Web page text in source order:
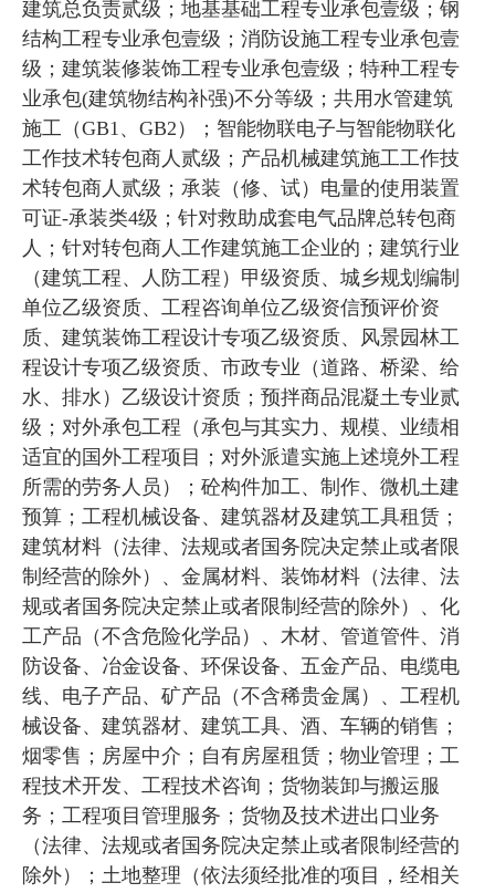
建筑总负责贰级；地基基础工程专业承包壹级；钢
结构工程专业承包壹级；消防设施工程专业承包壹
级；建筑装修装饰工程专业承包壹级；特种工程专
业承包(建筑物结构补强)不分等级；共用水管建筑
施工（GB1、GB2）；智能物联电子与智能物联化
工作技术转包商人贰级；产品机械建筑施工工作技
术转包商人贰级；承装（修、试）电量的使用装置
可证-承装类4级；针对救助成套电气品牌总转包商
人；针对转包商人工作建筑施工企业的；建筑行业
（建筑工程、人防工程）甲级资质、城乡规划编制
单位乙级资质、工程咨询单位乙级资信预评价资
质、建筑装饰工程设计专项乙级资质、风景园林工
程设计专项乙级资质、市政专业（道路、桥梁、给
水、排水）乙级设计资质；预拌商品混凝土专业贰
级；对外承包工程（承包与其实力、规模、业绩相
适宜的国外工程项目；对外派遣实施上述境外工程
所需的劳务人员）；砼构件加工、制作、微机土建
预算；工程机械设备、建筑器材及建筑工具租赁；
建筑材料（法律、法规或者国务院决定禁止或者限
制经营的除外）、金属材料、装饰材料（法律、法
规或者国务院决定禁止或者限制经营的除外）、化
工产品（不含危险化学品）、木材、管道管件、消
防设备、冶金设备、环保设备、五金产品、电缆电
线、电子产品、矿产品（不含稀贵金属）、工程机
械设备、建筑器材、建筑工具、酒、车辆的销售；
烟零售；房屋中介；自有房屋租赁；物业管理；工
程技术开发、工程技术咨询；货物装卸与搬运服
务；工程项目管理服务；货物及技术进出口业务
（法律、法规或者国务院决定禁止或者限制经营的
除外）；土地整理（依法须经批准的项目，经相关